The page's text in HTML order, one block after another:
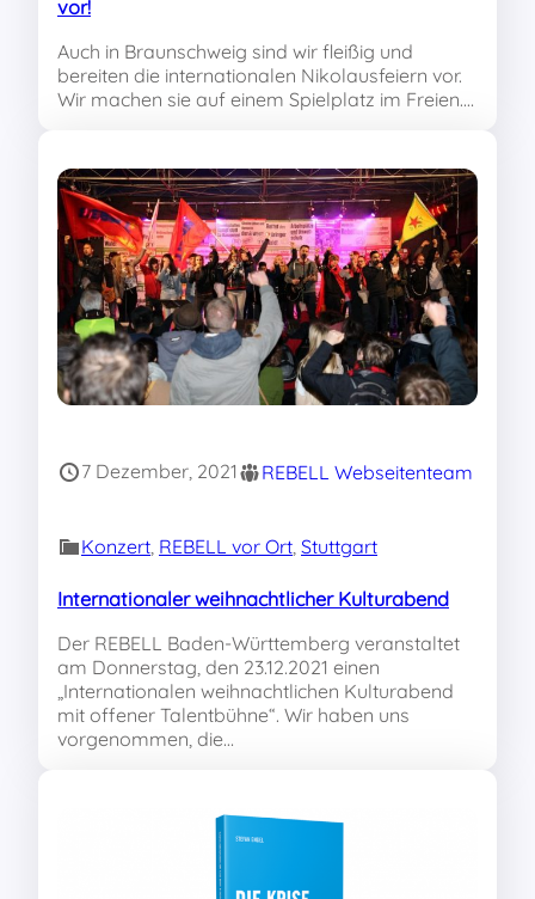
vor!
Auch in Braunschweig sind wir fleißig und
bereiten die internationalen Nikolausfeiern vor.
Wir machen sie auf einem Spielplatz im Freien.…
7 Dezember, 2021 REBELL Webseitenteam
Konzert REBELL vor Ort Stuttgart
Internationaler weihnachtlicher Kulturabend
Der REBELL Baden-Württemberg veranstaltet
am Donnerstag, den 23.12.2021 einen
„Internationalen weihnachtlichen Kulturabend
mit offener Talentbühne“. Wir haben uns
vorgenommen, die…